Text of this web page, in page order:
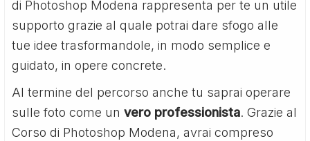
di Photoshop Modena rappresenta per te un utile
supporto grazie al quale potrai dare sfogo alle
tue idee trasformandole, in modo semplice e
guidato, in opere concrete.
Al termine del percorso anche tu saprai operare
sulle foto come unvero professionista. Grazie al
Corso di Photoshop Modena, avrai compreso